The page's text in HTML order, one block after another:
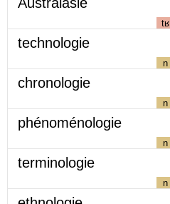
tʁ
technologie
n
chronologie
n
phénoménologie
n
terminologie
n